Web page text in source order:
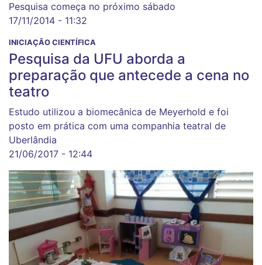
Pesquisa começa no próximo sábado
17/11/2014 - 11:32
INICIAÇÃO CIENTÍFICA
Pesquisa da UFU aborda a
preparação que antecede a cena no
teatro
Estudo utilizou a biomecânica de Meyerhold e foi
posto em prática com uma companhia teatral de
Uberlândia
21/06/2017 - 12:44